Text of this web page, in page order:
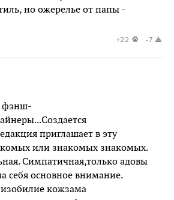
но ожерелье от папы -
+22 -7
фэнш-
приглашает в эту
или знакомых знакомых.
Симпатичная,только адовы
себя основное внимание.
кожзама